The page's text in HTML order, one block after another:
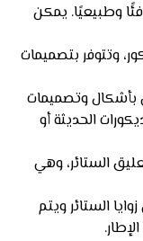
وطبيعيًا. يمكن
وتتوفر بتصميمات
بأشكال وتصميمات
الحديثة أو
الستائر، وهي
الستائر ويتم